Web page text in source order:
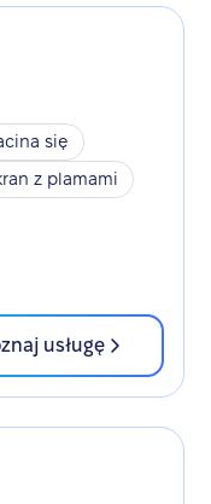
się
z plamami
usługę